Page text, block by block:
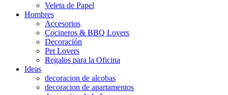
Veleta de Papel
Hombres
Accesorios
Cocineros & BBQ Lovers
Decoración
Pet Lovers
Regalos para la Oficina
Ideas
decoracion de alcobas
decoracion de apartamentos